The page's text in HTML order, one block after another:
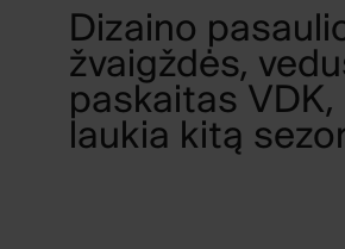
Dizaino
žvaigždės,
paskaitas VDK,
laukia kitą